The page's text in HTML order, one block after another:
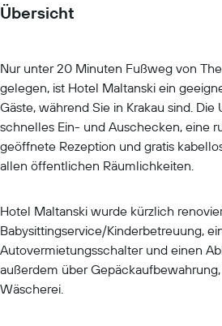
Übersicht
Nur unter 20 Minuten Fußweg von
gelegen, ist Hotel Maltanski ein
Gäste, während Sie in Krakau sind.
schnelles Ein- und Auschecken, eine
geöffnete Rezeption und gratis
allen öffentlichen Räumlichkeiten.
Hotel Maltanski wurde kürzlich
Babysittingservice/Kinderbetreuung,
Autovermietungsschalter und einen
außerdem über
Wäscherei.